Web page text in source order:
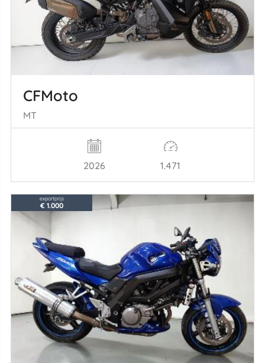
CFMoto
MT
2026 1.471
exportprijs
€ 1.000